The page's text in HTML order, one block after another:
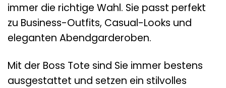
immer die richtige Wahl. Sie passt perfekt
zu Business-Outfits, Casual-Looks und
eleganten Abendgarderoben.
Mit der Boss Tote sind Sie immer bestens
ausgestattet und setzen ein stilvolles